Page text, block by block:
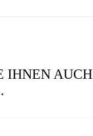
IHNEN AUCH